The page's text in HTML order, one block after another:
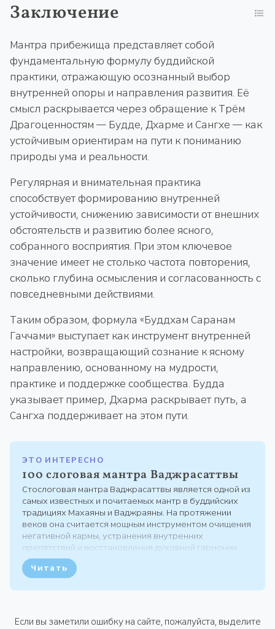
Заключение
Мантра прибежища представляет собой
фундаментальную формулу буддийской
практики, отражающую осознанный выбор
внутренней опоры и направления развития. Её
смысл раскрывается через обращение к Трём
Драгоценностям — Будде, Дхарме и Сангхе — как
устойчивым ориентирам на пути к пониманию
природы ума и реальности.
Регулярная и внимательная практика
способствует формированию внутренней
устойчивости, снижению зависимости от внешних
обстоятельств и развитию более ясного,
собранного восприятия. При этом ключевое
значение имеет не столько частота повторения,
сколько глубина осмысления и согласованность с
повседневными действиями.
Таким образом, формула «Буддхам Саранам
Гаччами» выступает как инструмент внутренней
настройки, возвращающий сознание к ясному
направлению, основанному на мудрости,
практике и поддержке сообщества. Будда
указывает пример, Дхарма раскрывает путь, а
Сангха поддерживает на этом пути.
ЭТО ИНТЕРЕСНО
100 слоговая мантра Ваджрасаттвы
Стослоговая мантра Ваджрасаттвы является одной из
самых известных и почитаемых мантр в буддийских
традициях Махаяны и Ваджраяны. На протяжении
веков она считается мощным инструментом очищения
негативной кармы, устранения внутренних
препятствий и восстановления духовной гармонии.
Практика чтения этой мантры занимает важное место
в системе предварительных практик буддизма и
Читать
Если вы заметили ошибку на сайте, пожалуйста, выделите